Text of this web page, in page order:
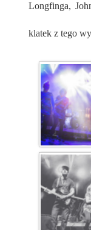
Longfinga,
klatek z tego